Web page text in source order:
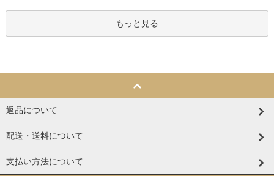
もっと見る
返品について
配送・送料について
支払い方法について